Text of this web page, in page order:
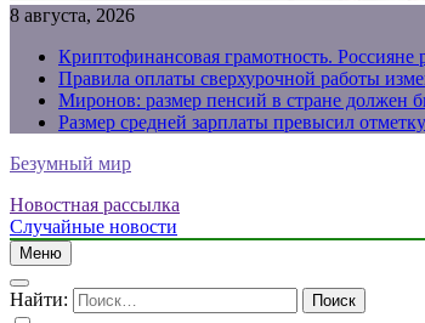
8 августа, 2026
Криптофинансовая грамотность. Россияне
Правила оплаты сверхурочной работы
Миронов: размер пенсий в стране должен
Размер средней зарплаты превысил
Безумный мир
Новостная рассылка
Случайные новости
Меню
Найти: